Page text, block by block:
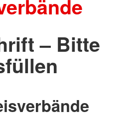
– Bitte